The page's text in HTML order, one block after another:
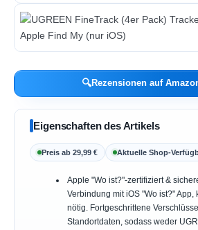
🔍Rezensionen auf
Eigenschaften des Artikels
Preis ab 29,99 € Aktuelle Shop-
Apple "Wo ist?"-zertifiziert &
Verbindung mit iOS "Wo ist?" App,
nötig. Fortgeschrittene
Standortdaten, sodass weder